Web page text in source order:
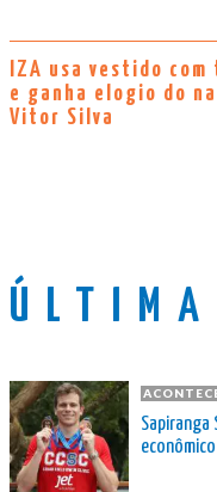
IZA usa vestido
e ganha elogio do
Vitor Silva
Sapiranga